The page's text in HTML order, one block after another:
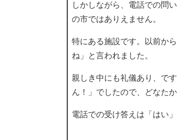
しかしながら、電話での問
の市ではありえません。
特にある施設です。以前か
ね」と言われました。
親しき中にも礼儀あり、で
ん！」でしたので、どなた
電話での受け答えは「はい